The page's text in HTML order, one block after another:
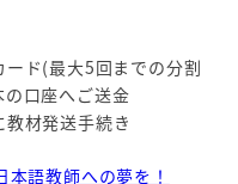
ド(最大5回までの分割
口座へご送金
材発送手続き
語教師への夢を！